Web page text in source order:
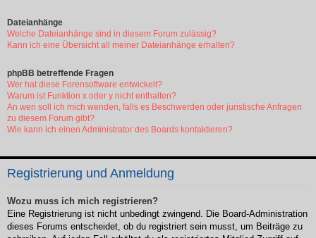
Dateianhänge
Welche Dateianhänge sind in diesem Forum zulässig?
Kann ich eine Übersicht all meiner Dateianhänge erhalten?
phpBB betreffende Fragen
Wer hat diese Forensoftware entwickelt?
Warum ist Funktion x oder y nicht enthalten?
An wen soll ich mich wenden, falls es Beschwerden oder juristische Anfragen
zu diesem Forum gibt?
Wie kann ich einen Administrator des Boards kontaktieren?
Registrierung und Anmeldung
Wozu muss ich mich registrieren?
Eine Registrierung ist nicht unbedingt zwingend. Die Board-Administration
dieses Forums entscheidet, ob du registriert sein musst, um Beiträge zu